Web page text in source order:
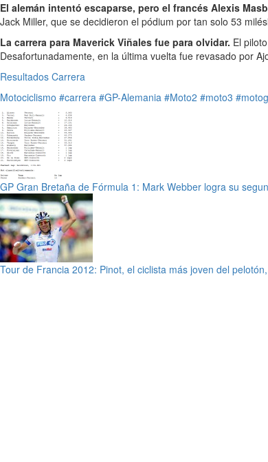
El alemán intentó escaparse, pero el francés Alexis
Jack Miller, que se decidieron el pódium por tan solo 53
La carrera para Maverick Viñales fue para olvidar. El
Desafortunadamente, en la última vuelta fue revasado por
Resultados Carrera
Motociclismo #carrera #GP-Alemania #Moto2 #moto3
GP Gran Bretaña de Fórmula 1: Mark Webber logra su
Tour de Francia 2012: Pinot, el ciclista más joven del